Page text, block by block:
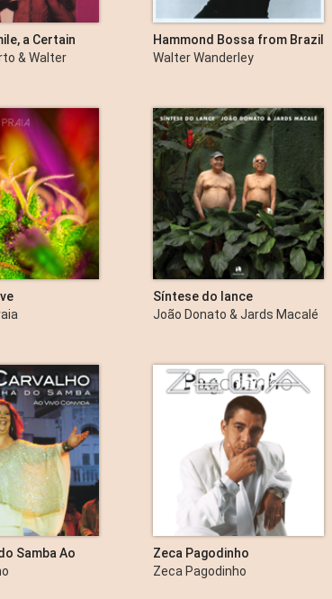
a Certain
Edition)
& Walter
Hammond Bossa from Brazil
Walter Wanderley
Síntese do lance
João Donato & Jards Macalé
Samba Ao
Zeca Pagodinho
Zeca Pagodinho